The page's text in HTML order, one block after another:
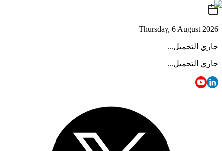
Thursday, 6 August 2026
جاري التحميل...
جاري التحميل...